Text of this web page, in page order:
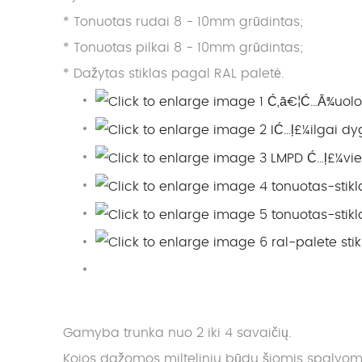
* Tonuotas rudai 8 - 10mm grūdintas;
* Tonuotas pilkai 8 - 10mm grūdintas;
* Dažytas stiklas pagal RAL paletė.
Gamyba trunka nuo 2 iki 4 savaičių.
Kojos dažomos milteliniu būdu šiomis